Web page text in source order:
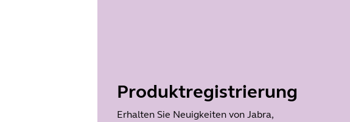
Produktregistrierung
Erhalten Sie Neuigkeiten von Jabra,